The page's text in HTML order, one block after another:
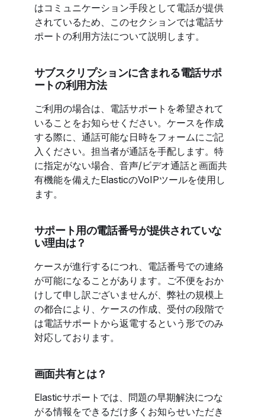
はコミュニケーション手段として電話が提供
されているため、このセクションでは電話サ
ポートの利用方法について説明します。
サブスクリプションに含まれる電話サポ
ートの利用方法
ご利用の場合は、電話サポートを希望されて
いることをお知らせください。ケースを作成
する際に、通話可能な日時をフォームにご記
入ください。担当者が通話を手配します。特
に指定がない場合、音声/ビデオ通話と画面共
有機能を備えたElasticのVoIPツールを使用し
ます。
サポート用の電話番号が提供されていな
い理由は？
ケースが進行するにつれ、電話番号での連絡
が可能になることがあります。ご不便をおか
けして申し訳ございませんが、弊社の規模上
の都合により、ケースの作成、受付の段階で
は電話サポートから返電するという形でのみ
対応しております。
画面共有とは？
Elasticサポートでは、問題の早期解決につな
がる情報をできるだけ多くお知らせいただき